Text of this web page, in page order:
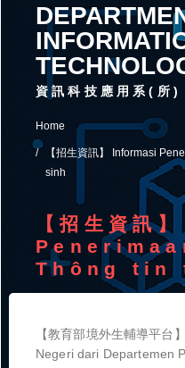
資訊科技應用系(所)
Home
【招生資訊】 Informasi
sinh
【招生資
Thông tin
【教育部境外生輔導平台
Negeri dari Departemen